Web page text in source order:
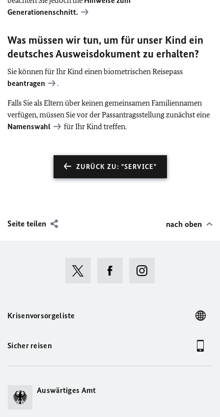
Generationenschnitt.
Was müssen wir tun, um für unser Kind ein
deutsches Ausweisdokument zu erhalten?
Sie können für Ihr Kind einen biometrischen Reisepass
beantragen
.
Falls Sie als Eltern über keinen gemeinsamen Familiennamen
verfügen, müssen Sie vor der Passantragsstellung zunächst eine
Namenswahl
für Ihr Kind treffen.
ZURÜCK ZU: "SERVICE"
Seite teilen nach oben
Krisenvorsorgeliste
Sicher reisen
Auswärtiges Amt